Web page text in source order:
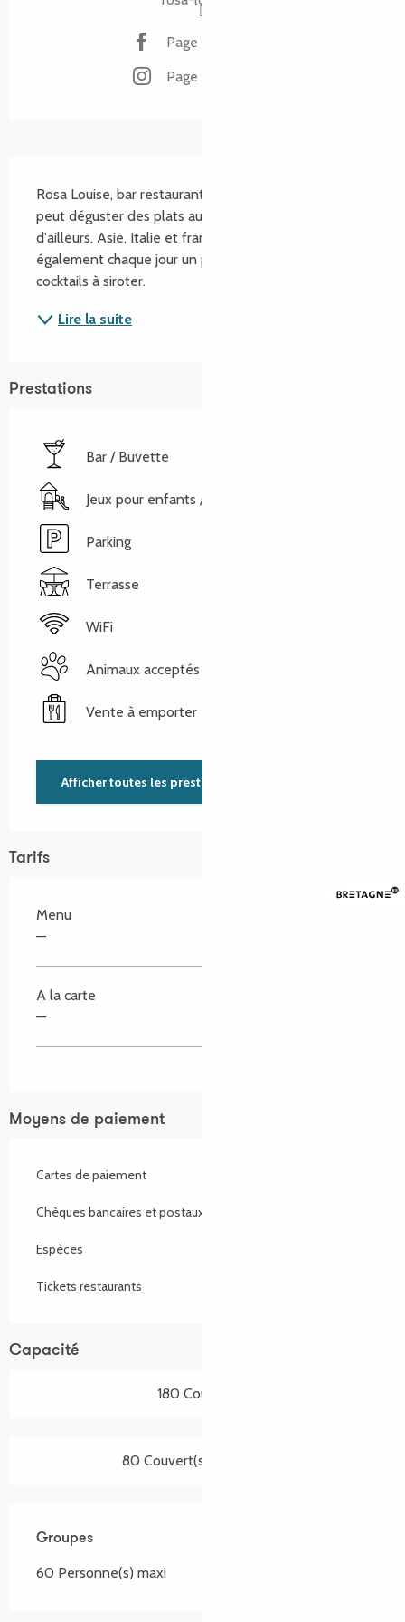
Page Facebook
Page Instagram
Rosa Louise, bar restaurant festif et convivial, où l'on
peut déguster des plats audacieux venus d'ici et
d'ailleurs. Asie, Italie et français, on découvre
également chaque jour un plat du jour. Délicieux
cocktails à siroter.
Lire la suite
Prestations
Bar / Buvette
Jeux pour enfants / Espace jeux
Parking
Terrasse
WiFi
Animaux acceptés
Vente à emporter
Afficher toutes les prestations
Tarifs
Menu
—
A la carte
—
Moyens de paiement
Cartes de paiement
Chèques bancaires et postaux
Espèces
Tickets restaurants
Capacité
180 Couvert(s)
80 Couvert(s) en terrasse
Groupes
Groupes
60 Personne(s) maxi